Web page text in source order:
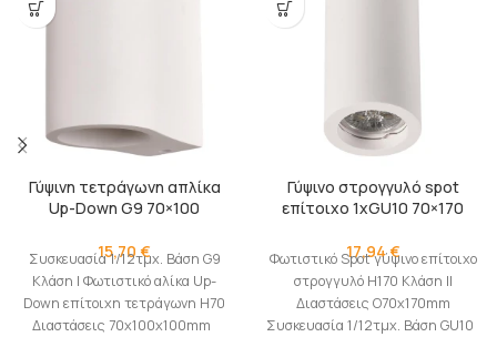
Γύψινη τετράγωνη απλίκα
Up-Down G9 70×100
15,70€
Συσκευασία 1/12τμχ. Βάση G9
Κλάση I Φωτιστικό αλίκα Up-
Down επίτοιχη τετράγωνη H70
Διαστάσεις 70x100x100mm
Γύψινο στρογγυλό spot
επίτοιχο 1xGU10 70×170
17,94€
Φωτιστικό Spot γύψινο επίτοιχο
στρογγυλό H170 Κλάση II
Διαστάσεις O70x170mm
Συσκευασία 1/12τμχ. Βάση GU10